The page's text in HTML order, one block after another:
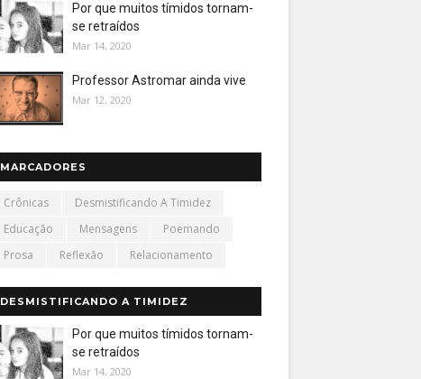
Por que muitos tímidos tornam-
se retraídos
Mar 14, 2020
Professor Astromar ainda vive
Mar 12, 2020
MARCADORES
Crônicas
Desmistificando A Timidez
Educação
Mensagens
Poemando
Prosa
Reflexão Relacionamento
DESMISTIFICANDO A TIMIDEZ
Por que muitos tímidos tornam-
se retraídos
Mar 14, 2020